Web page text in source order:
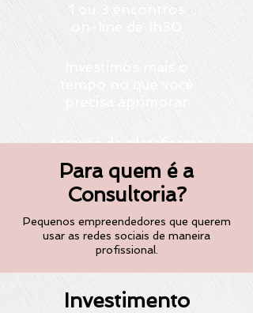
1 ou 3 encontros
on-line
de 1h30
Investimos mais o
tempo no que você
precisa aprimorar
Através da plataforma
Suporte via WhatsApp
por 1 mês
Para quem é a
Consultoria?
Pequenos empreendedores que querem
usar as redes sociais de maneira
profissional.
Investimento